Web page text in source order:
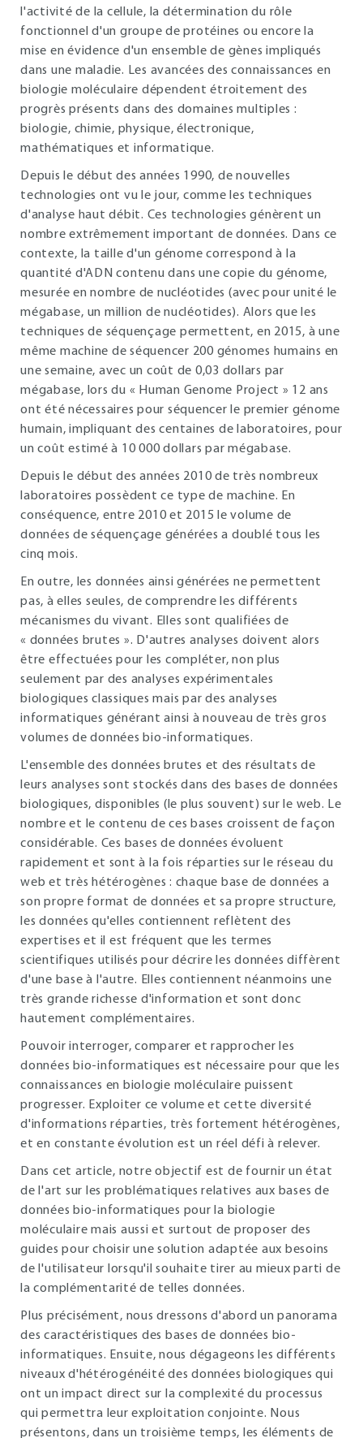
l'activité de la cellule, la détermination du rôle
fonctionnel d'un groupe de protéines ou encore la
mise en évidence d'un ensemble de gènes impliqués
dans une maladie. Les avancées des connaissances en
biologie moléculaire dépendent étroitement des
progrès présents dans des domaines multiples :
biologie, chimie, physique, électronique,
mathématiques et informatique.
Depuis le début des années 1990, de nouvelles
technologies ont vu le jour, comme les techniques
d'analyse haut débit. Ces technologies génèrent un
nombre extrêmement important de données. Dans ce
contexte, la taille d'un génome correspond à la
quantité d'ADN contenu dans une copie du génome,
mesurée en nombre de nucléotides (avec pour unité le
mégabase, un million de nucléotides). Alors que les
techniques de séquençage permettent, en 2015, à une
même machine de séquencer 200 génomes humains en
une semaine, avec un coût de 0,03 dollars par
mégabase, lors du « Human Genome Project » 12 ans
ont été nécessaires pour séquencer le premier génome
humain, impliquant des centaines de laboratoires, pour
un coût estimé à 10 000 dollars par mégabase.
Depuis le début des années 2010 de très nombreux
laboratoires possèdent ce type de machine. En
conséquence, entre 2010 et 2015 le volume de
données de séquençage générées a doublé tous les
cinq mois.
En outre, les données ainsi générées ne permettent
pas, à elles seules, de comprendre les différents
mécanismes du vivant. Elles sont qualifiées de
« données brutes ». D'autres analyses doivent alors
être effectuées pour les compléter, non plus
seulement par des analyses expérimentales
biologiques classiques mais par des analyses
informatiques générant ainsi à nouveau de très gros
volumes de données bio-informatiques.
L'ensemble des données brutes et des résultats de
leurs analyses sont stockés dans des bases de données
biologiques, disponibles (le plus souvent) sur le web. Le
nombre et le contenu de ces bases croissent de façon
considérable. Ces bases de données évoluent
rapidement et sont à la fois réparties sur le réseau du
web et très hétérogènes : chaque base de données a
son propre format de données et sa propre structure,
les données qu'elles contiennent reflètent des
expertises et il est fréquent que les termes
scientifiques utilisés pour décrire les données diffèrent
d'une base à l'autre. Elles contiennent néanmoins une
très grande richesse d'information et sont donc
hautement complémentaires.
Pouvoir interroger, comparer et rapprocher les
données bio-informatiques est nécessaire pour que les
connaissances en biologie moléculaire puissent
progresser. Exploiter ce volume et cette diversité
d'informations réparties, très fortement hétérogènes,
et en constante évolution est un réel défi à relever.
Dans cet article, notre objectif est de fournir un état
de l'art sur les problématiques relatives aux bases de
données bio-informatiques pour la biologie
moléculaire mais aussi et surtout de proposer des
guides pour choisir une solution adaptée aux besoins
de l'utilisateur lorsqu'il souhaite tirer au mieux parti de
la complémentarité de telles données.
Plus précisément, nous dressons d'abord un panorama
des caractéristiques des bases de données bio-
informatiques. Ensuite, nous dégageons les différents
niveaux d'hétérogénéité des données biologiques qui
ont un impact direct sur la complexité du processus
qui permettra leur exploitation conjointe. Nous
présentons, dans un troisième temps, les éléments de